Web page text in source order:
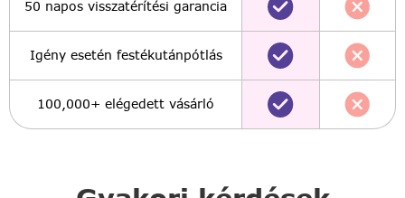
50 napos visszatérítési garancia
Igény esetén festékutánpótlás
100,000+ elégedett vásárló